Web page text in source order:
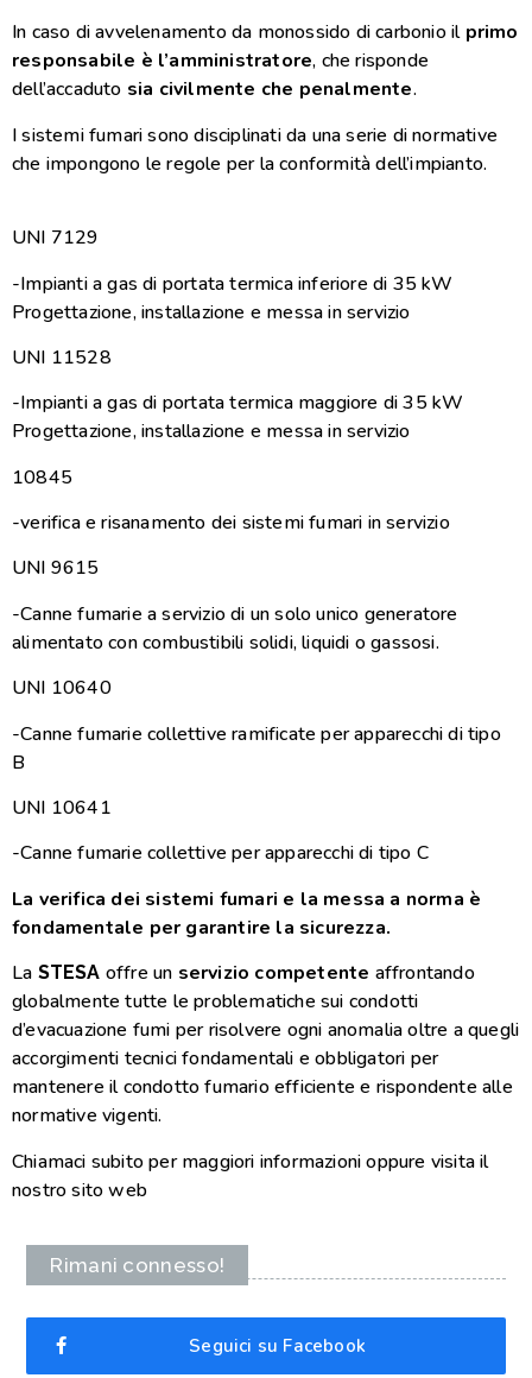
In caso di avvelenamento da monossido di carbonio il primo
responsabile è l’amministratore, che risponde
dell’accaduto sia civilmente che penalmente.
I sistemi fumari sono disciplinati da una serie di normative
che impongono le regole per la conformità dell’impianto.
UNI 7129
-Impianti a gas di portata termica inferiore di 35 kW
Progettazione, installazione e messa in servizio
UNI 11528
-Impianti a gas di portata termica maggiore di 35 kW
Progettazione, installazione e messa in servizio
10845
-verifica e risanamento dei sistemi fumari in servizio
UNI 9615
-Canne fumarie a servizio di un solo unico generatore
alimentato con combustibili solidi, liquidi o gassosi.
UNI 10640
-Canne fumarie collettive ramificate per apparecchi di tipo
B
UNI 10641
-Canne fumarie collettive per apparecchi di tipo C
La verifica dei sistemi fumari e la messa a norma è
fondamentale per garantire la sicurezza.
La STESA offre un servizio competente affrontando
globalmente tutte le problematiche sui condotti
d’evacuazione fumi per risolvere ogni anomalia oltre a quegli
accorgimenti tecnici fondamentali e obbligatori per
mantenere il condotto fumario efficiente e rispondente alle
normative vigenti.
Chiamaci subito per maggiori informazioni oppure visita il
nostro sito web
Rimani connesso!
Seguici su Facebook